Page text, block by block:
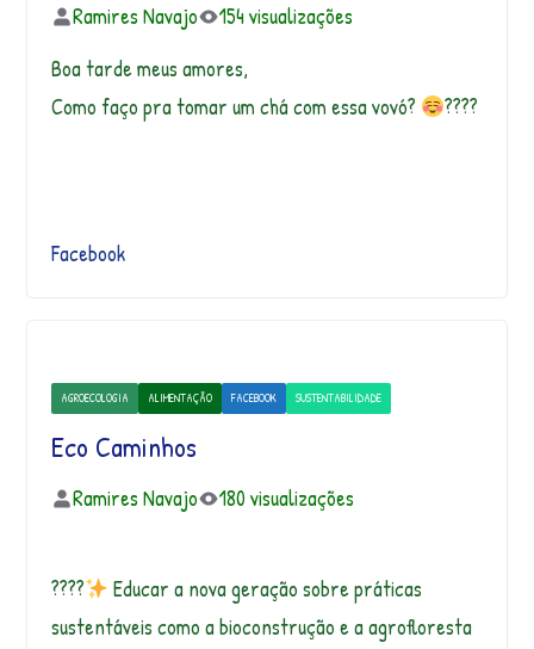
Ramires Navajo
154 visualizações
Boa tarde meus amores,
Como faço pra tomar um chá com essa vovó?
????
Facebook
AGROECOLOGIA ALIMENTAÇÃO FACEBOOK SUSTENTABILIDADE
Eco Caminhos
Ramires Navajo 180 visualizações
????
Educar a nova geração sobre práticas
sustentáveis como a bioconstrução e a agrofloresta